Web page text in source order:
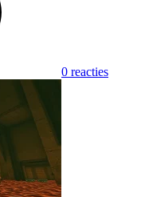
0 reacties